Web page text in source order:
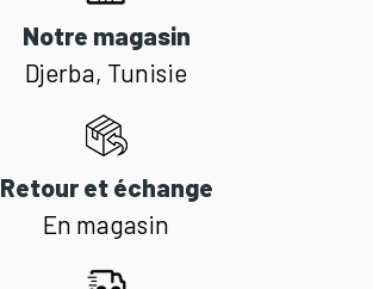
Notre magasin
Djerba, Tunisie
Retour et échange
En magasin